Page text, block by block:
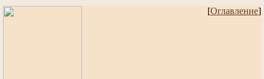
[Оглавление]